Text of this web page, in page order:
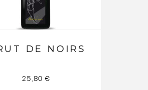
DE NOIRS
25,80 €